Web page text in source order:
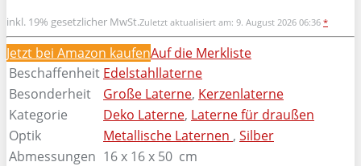
inkl. 19% gesetzlicher MwSt.Zuletzt aktualisiert am: 9. August 2026 06:36 *
Jetzt bei Amazon kaufenAuf die Merkliste
Beschaffenheit Edelstahllaterne
Besonderheit
Große Laterne, Kerzenlaterne
Kategorie
Deko Laterne, Laterne für draußen
Optik
Metallische Laternen , Silber
Abmessungen 16 x 16 x 50 cm